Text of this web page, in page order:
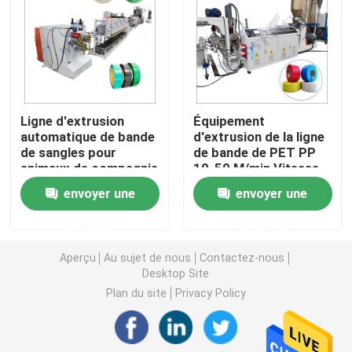
Machine d'extrudeuse de tuyau de PVC
Chaîne de production de tuyau de PPR
Machine d'extrudeuse de tuyau de PE
Machine ondulée d'extrudeuse de tuyau
Pp attachent la chaîne de production
Machine en plastique d'extrudeuse de feuille
Ligne d'extrusion
automatique de bande
de sangles pour
animaux de compagnie
envoyer une
Équipement
d'extrusion de la ligne
de bande de PET PP
10-50 M/min Vitesse
de remontage
envoyer une
Aperçu Au sujet de nous
Contactez-nous
Desktop Site
Plan du site
Privacy Policy